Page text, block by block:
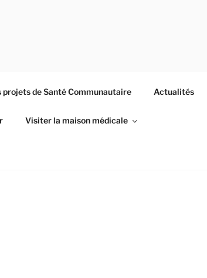
projets de Santé Communautaire Actualités
Visiter la maison médicale